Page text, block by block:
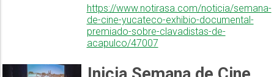
https://www.notirasa.com/noticia/semana-
de-cine-yucateco-exhibio-documental-
premiado-sobre-clavadistas-de-
acapulco/47007